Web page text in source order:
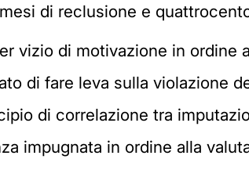
di reclusione e
vizio di motivazione in ordine
di fare leva sulla violazione
di correlazione tra
impugnata in ordine alla